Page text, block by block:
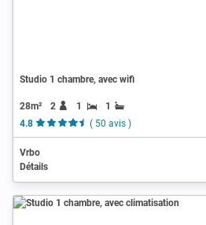
Studio 1 chambre, avec wifi
28m² 2 1
1
4.8
( 50 avis )
Vrbo
Détails